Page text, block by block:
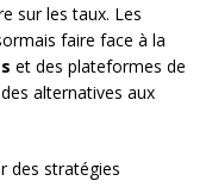
sur les taux. Les
faire face à la
et des plateformes de
alternatives aux
des stratégies